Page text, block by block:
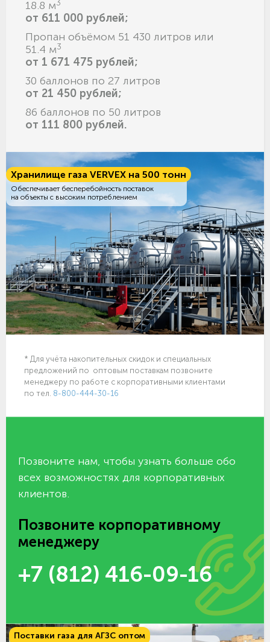
18.8 м3
от 611 000 рублей;
Пропан объёмом 51 430 литров или
51.4 м3
от 1 671 475 рублей;
30 баллонов по 27 литров
от 21 450 рублей;
86 баллонов по 50 литров
от 111 800 рублей.
Хранилище газа VERVEX на 500 тонн
Обеспечивает бесперебойность поставок
на объекты с высоким потреблением
* Для учёта накопительных скидок и специальных
предложений по оптовым поставкам позвоните
менеджеру по работе с корпоративными клиентами
по тел. 8-800-444-30-16
Позвоните нам, чтобы узнать больше обо
всех возможностях для корпоративных
клиентов.
Позвоните корпоративному
менеджеру
+7 (812) 416-09-16
Поставки газа для АГЗС оптом